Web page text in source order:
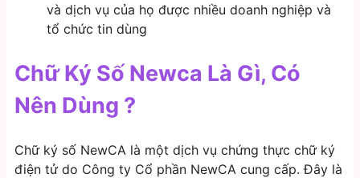
và dịch vụ của họ được nhiều doanh nghiệp và
tổ chức tin dùng
Chữ Ký Số Newca Là Gì, Có
Nên Dùng ?
Chữ ký số NewCA là một dịch vụ chứng thực chữ ký
điện tử do Công ty Cổ phần NewCA cung cấp. Đây là